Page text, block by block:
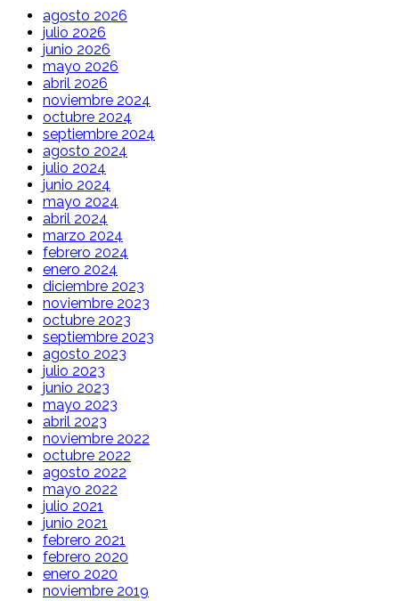
agosto 2026
julio 2026
junio 2026
mayo 2026
abril 2026
noviembre 2024
octubre 2024
septiembre 2024
agosto 2024
julio 2024
junio 2024
mayo 2024
abril 2024
marzo 2024
febrero 2024
enero 2024
diciembre 2023
noviembre 2023
octubre 2023
septiembre 2023
agosto 2023
julio 2023
junio 2023
mayo 2023
abril 2023
noviembre 2022
octubre 2022
agosto 2022
mayo 2022
julio 2021
junio 2021
febrero 2021
febrero 2020
enero 2020
noviembre 2019